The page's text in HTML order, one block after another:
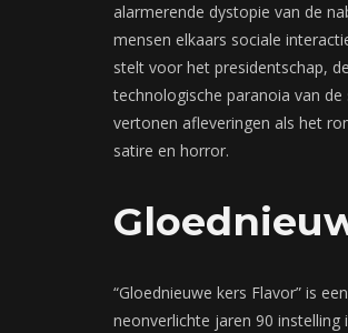
alarmerende dystopie van de
mensen elkaars sociale
stelt voor het presidentschap,
technologische paranoia van
vertonen afleveringen als het
satire en horror.
“Gloednieuwe kers Flavor” is
neonverlichte jaren 90